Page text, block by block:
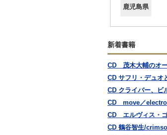
鹿児島県
新着書籍
CD 茂木大輔のオ
CD サフリ・デュオ
CD クライバー、
CD move／
CD エルヴィス・
CD 鶴谷智生/